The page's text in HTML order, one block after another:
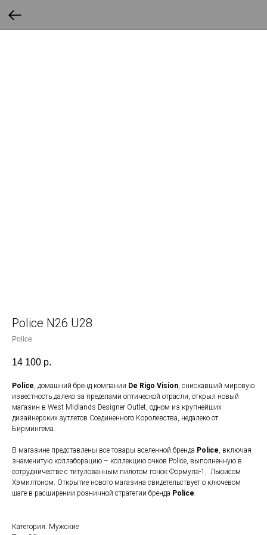
Police N26 U28
Police
14 100 р.
Police, домашний бренд компании De Rigo Vision, снискавший мировую
известность далеко за пределами оптической отрасли, открыл новый
магазин в West Midlands Designer Outlet, одном из крупнейших
дизайнерских аутлетов Соединенного Королевства, недалеко от
Бирмингема.
В магазине представлены все товары вселенной бренда Police, включая
знаменитую коллаборацию – коллекцию очков Police, выполненную в
сотрудничестве с титулованным пилотом гонок Формула-1, Льюисом
Хэмилтоном. Открытие нового магазина свидетельствует о ключевом
шаге в расширении розничной стратегии бренда Police.
Категория: Мужские